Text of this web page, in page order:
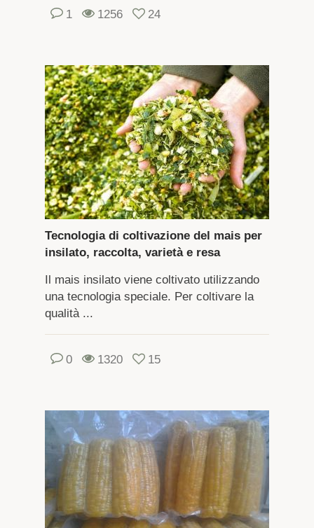
1 1256 24
Tecnologia di coltivazione del mais per
insilato, raccolta, varietà e resa
Il mais insilato viene coltivato utilizzando
una tecnologia speciale. Per coltivare la
qualità ...
0 1320 15